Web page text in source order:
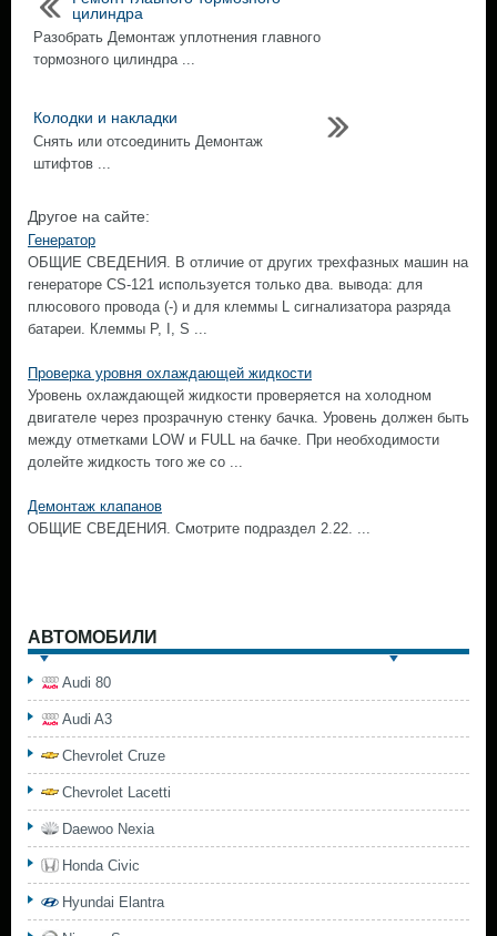
цилиндра
Разобрать Демонтаж уплотнения главного
тормозного цилиндра ...
Колодки и накладки
Снять или отсоединить Демонтаж
штифтов ...
Другое на сайте:
Генератор
ОБЩИЕ СВЕДЕНИЯ. В отличие от других трехфазных машин на
генераторе CS-121 используется только два. вывода: для
плюсового провода (-) и для клеммы L сигнализатора разряда
батареи. Клеммы Р, I, S ...
Проверка уровня охлаждающей жидкости
Уровень охлаждающей жидкости проверяется на холодном
двигателе через прозрачную стенку бачка. Уровень должен быть
между отметками LOW и FULL на бачке. При необходимости
долейте жидкость того же со ...
Демонтаж клапанов
ОБЩИЕ СВЕДЕНИЯ. Смотрите подраздел 2.22. ...
АВТОМОБИЛИ
Audi 80
Audi A3
Chevrolet Cruze
Chevrolet Lacetti
Daewoo Nexia
Honda Civic
Hyundai Elantra